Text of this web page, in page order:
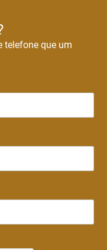
telefone que um